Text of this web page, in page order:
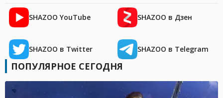
SHAZOO YouTube SHAZOO в Дзен
SHAZOO в Twitter SHAZOO в Telegram
ПОПУЛЯРНОЕ СЕГОДНЯ